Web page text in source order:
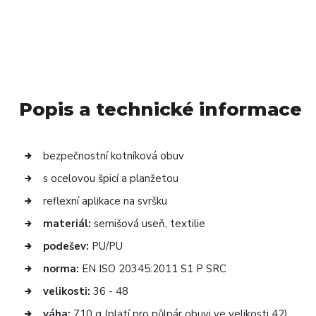
Popis a technické informace
bezpečnostní kotníková obuv
s ocelovou špicí a planžetou
reflexní aplikace na svršku
materiál: semišová useň, textilie
podešev: PU/PU
norma: EN ISO 20345:2011 S1 P SRC
velikosti: 36 - 48